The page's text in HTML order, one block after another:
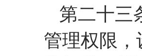
第二十三
管理权限